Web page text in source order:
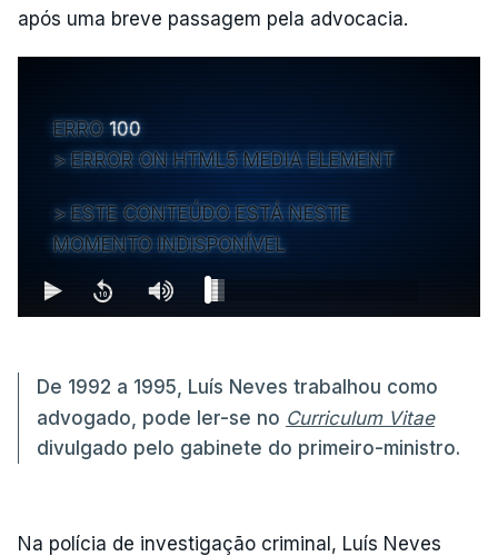
após uma breve passagem pela advocacia.
ERRO 100
ERROR ON HTML5 MEDIA ELEMENT
ESTE CONTEÚDO ESTÁ NESTE
MOMENTO INDISPONÍVEL
De 1992 a 1995, Luís Neves trabalhou como
advogado, pode ler-se no Curriculum Vitae
divulgado pelo gabinete do primeiro-ministro.
Na polícia de investigação criminal, Luís Neves